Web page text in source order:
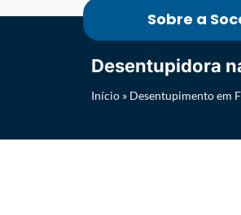
Sobre a
Desentupidora
Início » Desentupimento em